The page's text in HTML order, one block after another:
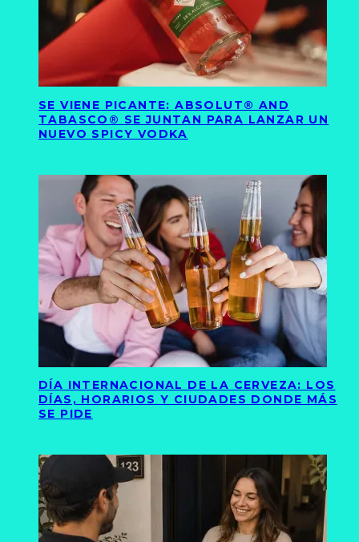
SE VIENE PICANTE: ABSOLUT® AND
TABASCO® SE JUNTAN PARA LANZAR UN
NUEVO SPICY VODKA
DÍA INTERNACIONAL DE LA CERVEZA: LOS
DÍAS, HORARIOS Y CIUDADES DONDE MÁS
SE PIDE